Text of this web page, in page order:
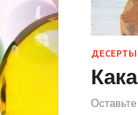
ДЕСЕРТЫ